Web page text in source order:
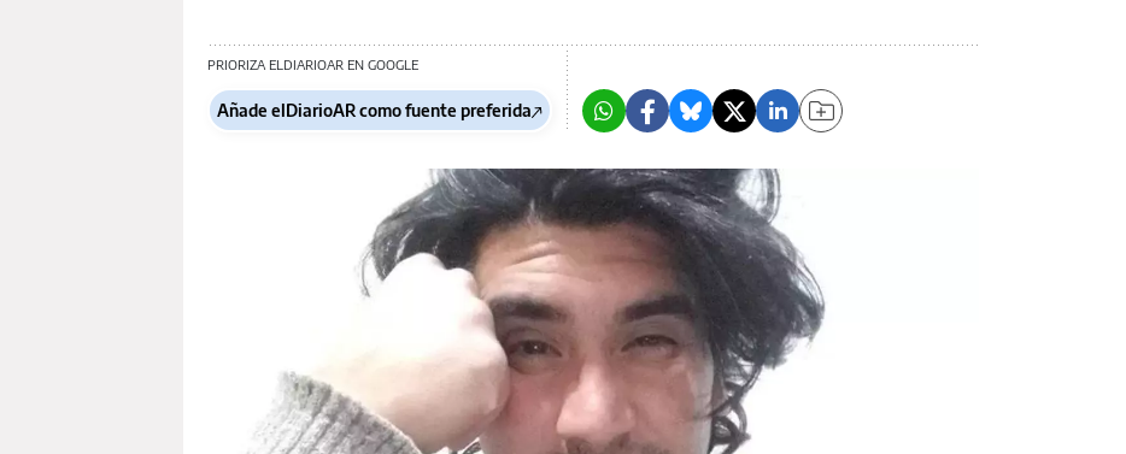
PRIORIZA ELDIARIOAR EN GOOGLE
Añade elDiarioAR como fuente preferida